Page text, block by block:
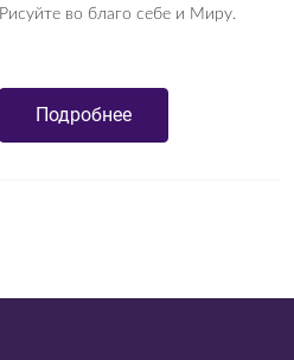
Рисуйте во благо себе и Миру.
Подробнее